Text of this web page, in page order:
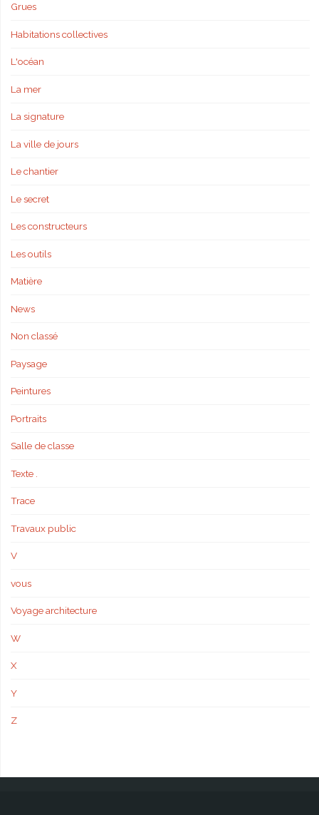
Grues
Habitations collectives
L'océan
La mer
La signature
La ville de jours
Le chantier
Le secret
Les constructeurs
Les outils
Matière
News
Non classé
Paysage
Peintures
Portraits
Salle de classe
Texte .
Trace
Travaux public
V
vous
Voyage architecture
W
X
Y
Z